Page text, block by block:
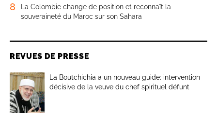
8
La Colombie change de position et reconnaît la
souveraineté du Maroc sur son Sahara
REVUES DE PRESSE
La Boutchichia a un nouveau guide: intervention
décisive de la veuve du chef spirituel défunt